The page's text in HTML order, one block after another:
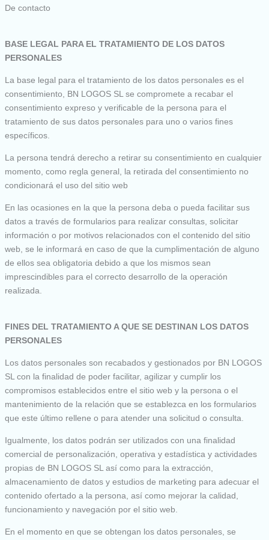
De contacto
BASE LEGAL PARA EL TRATAMIENTO DE LOS DATOS
PERSONALES
La base legal para el tratamiento de los datos personales es el
consentimiento, BN LOGOS SL se compromete a recabar el
consentimiento expreso y verificable de la persona para el
tratamiento de sus datos personales para uno o varios fines
específicos.
La persona tendrá derecho a retirar su consentimiento en cualquier
momento, como regla general, la retirada del consentimiento no
condicionará el uso del sitio web
En las ocasiones en la que la persona deba o pueda facilitar sus
datos a través de formularios para realizar consultas, solicitar
información o por motivos relacionados con el contenido del sitio
web, se le informará en caso de que la cumplimentación de alguno
de ellos sea obligatoria debido a que los mismos sean
imprescindibles para el correcto desarrollo de la operación
realizada.
FINES DEL TRATAMIENTO A QUE SE DESTINAN LOS DATOS
PERSONALES
Los datos personales son recabados y gestionados por BN LOGOS
SL con la finalidad de poder facilitar, agilizar y cumplir los
compromisos establecidos entre el sitio web y la persona o el
mantenimiento de la relación que se establezca en los formularios
que este último rellene o para atender una solicitud o consulta.
Igualmente, los datos podrán ser utilizados con una finalidad
comercial de personalización, operativa y estadística y actividades
propias de BN LOGOS SL así como para la extracción,
almacenamiento de datos y estudios de marketing para adecuar el
contenido ofertado a la persona, así como mejorar la calidad,
funcionamiento y navegación por el sitio web.
En el momento en que se obtengan los datos personales, se